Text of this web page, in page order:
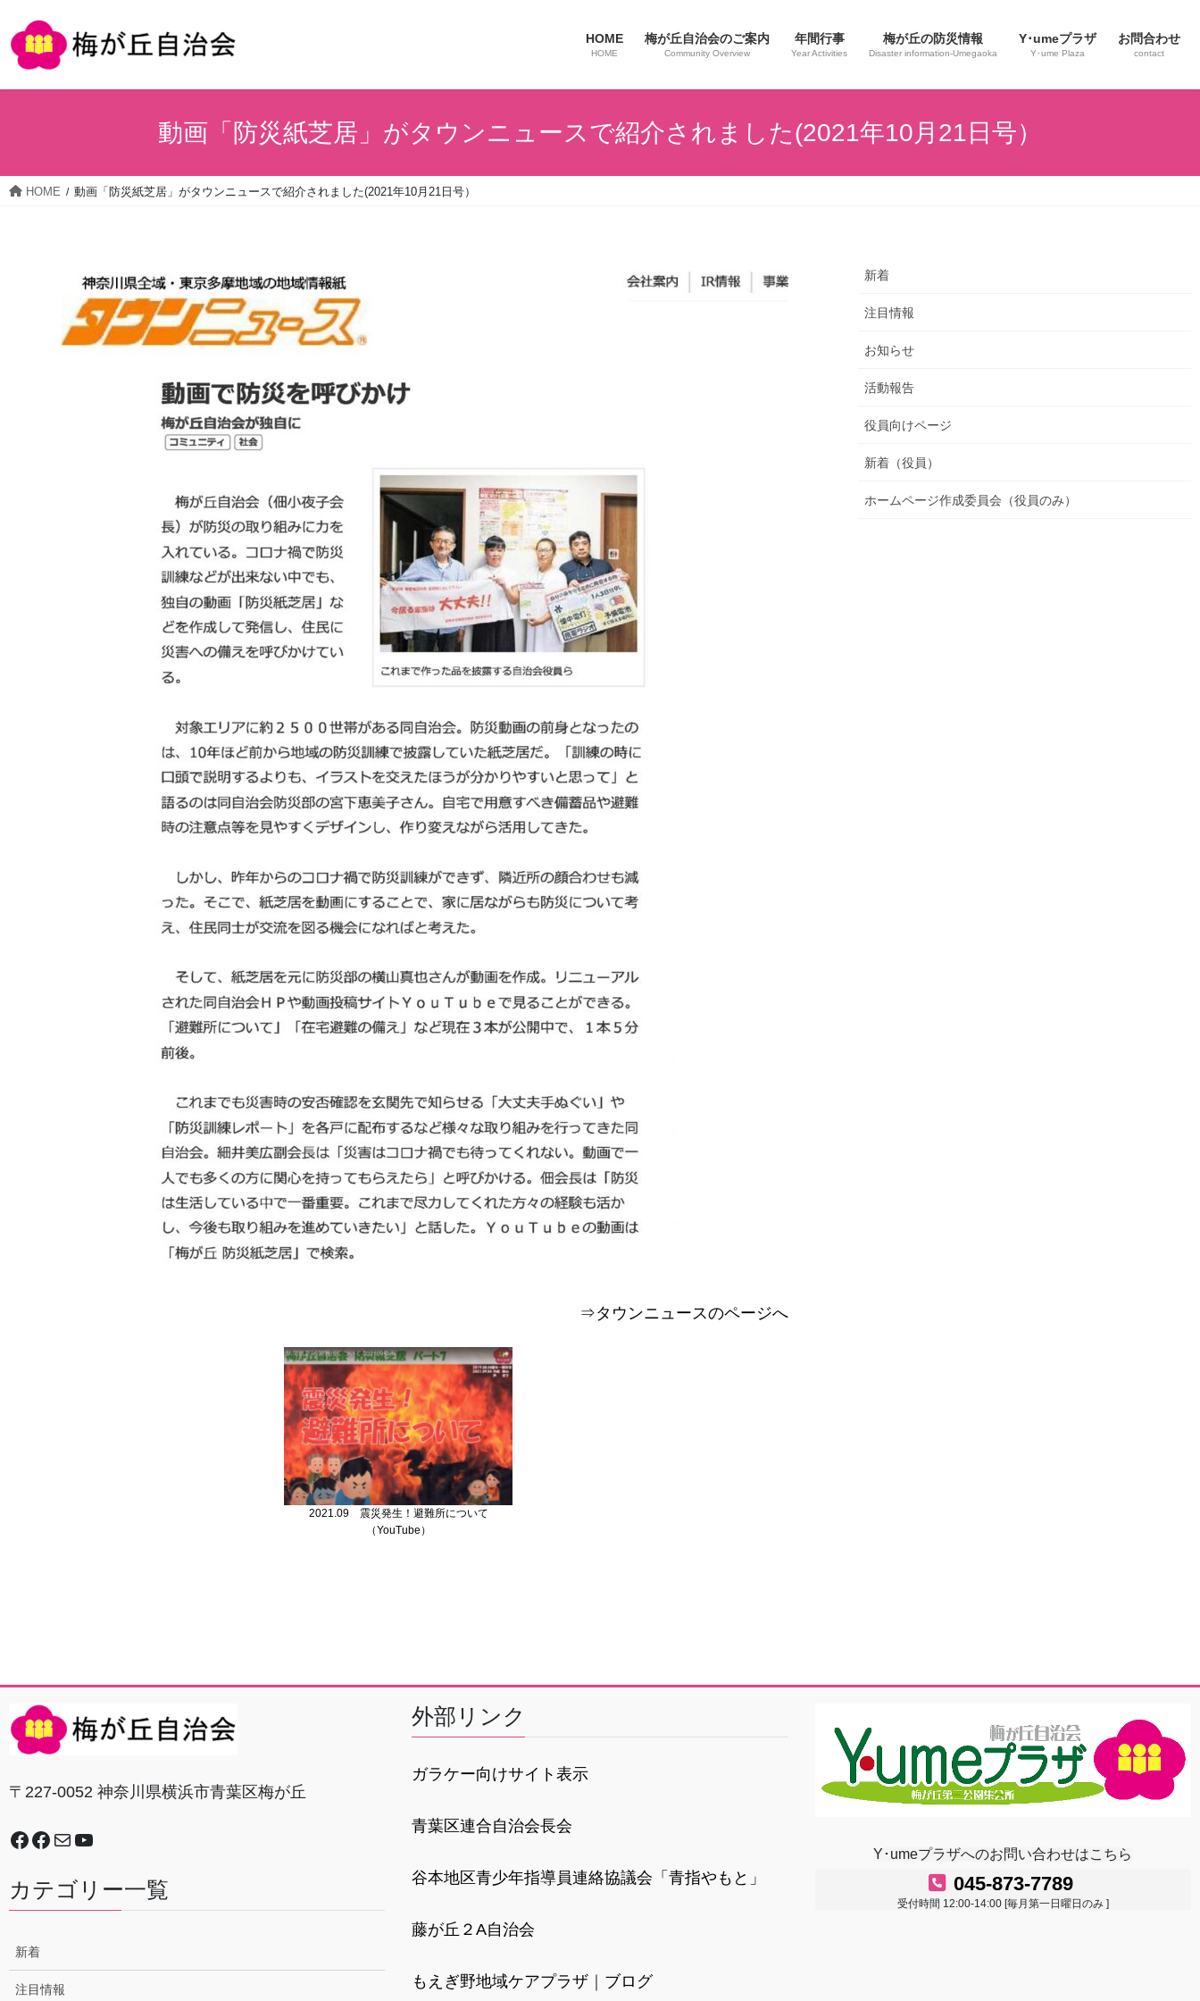
ン
ン
キ
ビ
ー
に
HOME
HOME
梅が丘自治会のご案内
Community Overview
年間行事
Year Activities
梅が丘の防災情報
Disaster information-Umegaoka
Y･umeプラザ
Y･ume Plaza
お問合わせ
contact
動画「防災紙芝居」がタウンニュースで紹介されました(2021年10月21日号）
HOME 動画「防災紙芝居」がタウンニュースで紹介されました(2021年10月21日号）
⇒タウンニュースのページへ
2021.09 震災発生！避難所について
（YouTube）
新着
注目情報
お知らせ
活動報告
役員向けページ
新着（役員）
ホームページ作成委員会（役員のみ）
〒227-0052 神奈川県横浜市青葉区梅が丘
Facebook
谷本中学校地域防災拠点運営委員会MailYouTube
カテゴリー一覧
新着
注目情報
外部リンク
ガラケー向けサイト表示
青葉区連合自治会長会
谷本地区青少年指導員連絡協議会「青指やもと」
藤が丘２A自治会
もえぎ野地域ケアプラザ ブログ
Y･umeプラザへのお問い合わせはこちら
045-873-7789
受付時間 12:00-14:00 [毎月第一日曜日のみ ]